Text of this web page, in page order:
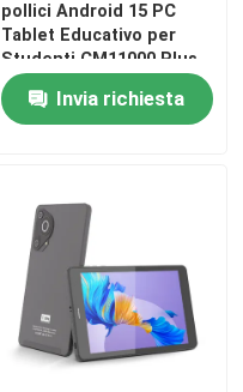
pollici Android 15 PC
Tablet Educativo per
Studenti CM11000 Plus
Invia richiesta